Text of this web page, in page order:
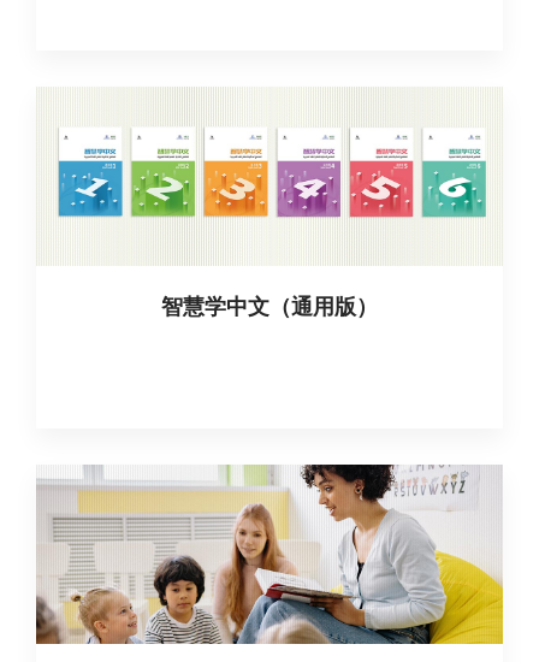
智慧学中文（通用版）